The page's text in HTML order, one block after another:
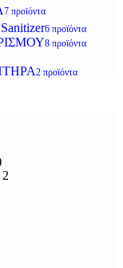
7 προϊόντα
6 προϊόντα
8 προϊόντα
2 προϊόντα